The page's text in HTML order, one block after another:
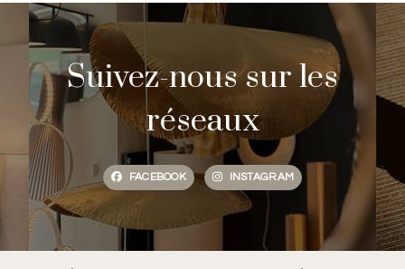
Suivez-nous sur les
réseaux
FACEBOOK INSTAGRAM